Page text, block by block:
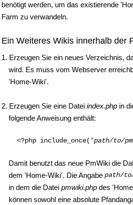
benötigt werden, um das existierende
Farm zu verwandeln.
Ein Weiteres Wikis innerhalb der
1. Erzeugen Sie ein neues Verzeichnis,
wird. Es muss vom Webserver
'Home-Wiki'.
2. Erzeugen Sie eine Datei index.php in
folgende Anweisung enthält:
    <?php include_once('
path/to/
Damit benutzt das neue PmWiki die
dem 'Home-Wiki'. Die Angabe path/
in dem die Datei pmwiki.php des
können sowohl eine absolute